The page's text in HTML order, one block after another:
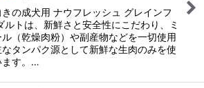
の成犬用 ナウフレッシュ グレインフ
ルトは、新鮮さと安全性にこだわり、ミ
（乾燥肉粉）や副産物などを一切使用
タンパク源として新鮮な生肉のみを使
ます。…